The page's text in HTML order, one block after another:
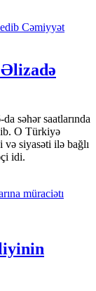
Cəmiyyət
səhər saatlarında
O Türkiyə
siyasəti ilə bağlı
idi.